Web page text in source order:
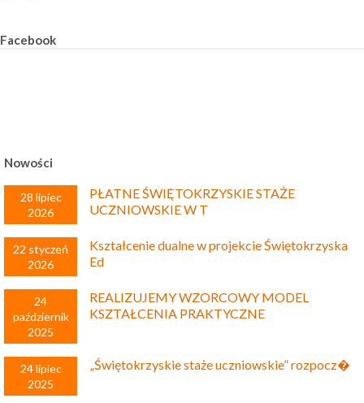
Facebook
Nowości
28 lipiec
2026
PŁATNE ŚWIĘTOKRZYSKIE STAŻE
UCZNIOWSKIE W T
22 styczeń
2026
Kształcenie dualne w projekcie Świętokrzyska
Ed
24
październik
2025
REALIZUJEMY WZORCOWY MODEL
KSZTAŁCENIA PRAKTYCZNE
24 lipiec
2025
„Świętokrzyskie staże uczniowskie” rozpocz�